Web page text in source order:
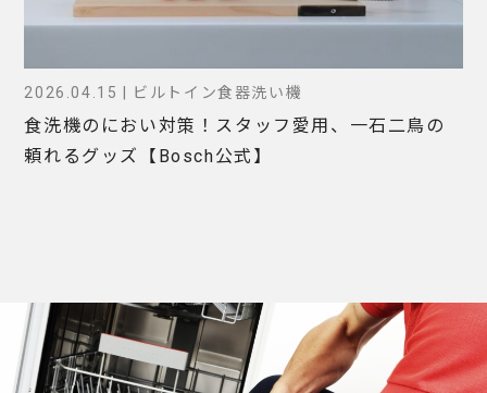
2026.04.15 | ビルトイン食器洗い機
食洗機のにおい対策！スタッフ愛用、一石二鳥の
頼れるグッズ【Bosch公式】